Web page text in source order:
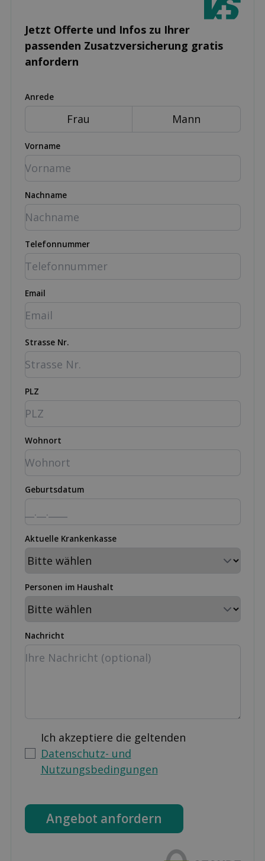
Jetzt Offerte und Infos zu Ihrer
passenden Zusatz­versicherung gratis
anfordern
Anrede
Frau Mann
Vorname
Nachname
Telefonnummer
Email
Strasse Nr.
PLZ
Wohnort
Geburtsdatum
Aktuelle Krankenkasse
Personen im Haushalt
Nachricht
Ich akzeptiere die geltenden
Datenschutz- und
Nutzungsbedingungen
Angebot anfordern